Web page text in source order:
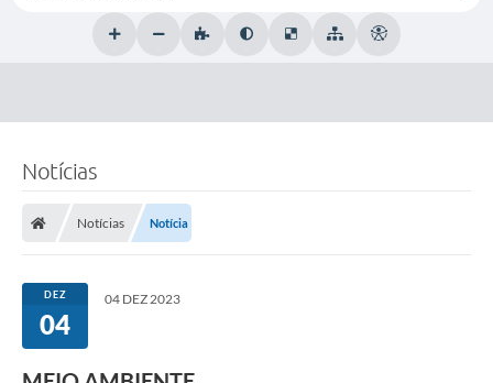
Notícias
Notícias Notícia
DEZ
04
04 DEZ 2023